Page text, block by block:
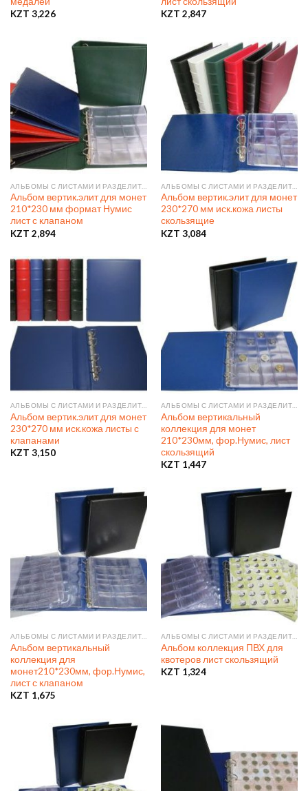
KZT 3,226
KZT 2,847
Альбом вертик.элит для монет
210*230 мм формат Нумис
лист с клапаном
KZT 2,894
Альбом вертик.элит для монет
230*270 мм иск.кожа листы
скользящие
KZT 3,084
Альбом вертик.элит для монет
230*270 мм иск.кожа листы с
клапанами
KZT 3,150
Альбом вертикальный
коллекция для монет
210*230мм, фор.Нумис, лист
скользящий
KZT 1,447
Альбом вертикальный
коллекция для
монет210*230мм, фор.Нумис,
лист с клапаном
KZT 1,675
Альбом коллекция ПВХ для
квотеров лист скользящий
KZT 1,324